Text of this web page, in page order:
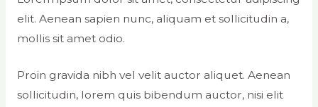
elit. Aenean sapien nunc, aliquam et sollicitudin a,
mollis sit amet odio.
Proin gravida nibh vel velit auctor aliquet. Aenean
sollicitudin, lorem quis bibendum auctor, nisi elit